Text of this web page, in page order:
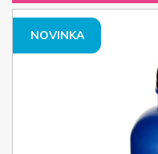
NOVINKA